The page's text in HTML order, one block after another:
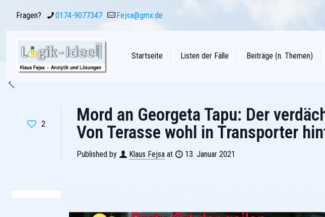
Fragen? 0174-9077347 Fejsa@gmx.de
Startseite Listen der Fälle Beiträge (n. Themen)
2
Mord an Georgeta Tapu: Der
Von Terasse wohl in Transporter
Published by Klaus Fejsa at 13. Januar 2021